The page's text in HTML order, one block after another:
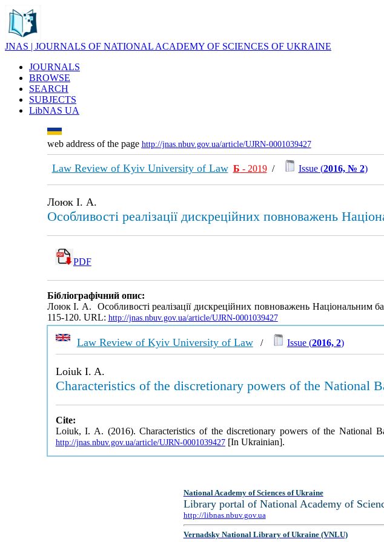
JNAS | JOURNALS OF NATIONAL ACADEMY OF SCIENCES OF UKRAINE
JOURNALS
BROWSE
SEARCH
SUBJECTS
LibNAS UA
web address of the page http://jnas.nbuv.gov.ua/article/UJRN-0001039427
Law Review of Kyiv University of Law Б - 2019/ Issue (2016, № 2)
Лоюк І. А.
Особливості реалізації дискреційних повноважень
PDF
Бібліографічний опис:
Лоюк І. А. Особливості реалізації дискреційних повноважень Національним
115-120. URL: http://jnas.nbuv.gov.ua/article/UJRN-0001039427
Law Review of Kyiv University of Law/ Issue (2016, 2)
Loiuk I. A.
Characteristics of the discretionary powers of the National
Cite:
Loiuk, I. A. (2016). Characteristics of the discretionary powers of the National
http://jnas.nbuv.gov.ua/article/UJRN-0001039427[In Ukrainian].
National Academy of Sciences of Ukraine
Library portal of National Academy of
http://libnas.nbuv.gov.ua
Vernadsky National Library of Ukraine (VNLU)